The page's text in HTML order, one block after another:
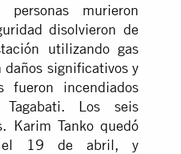
murieron
disolvieron de
utilizando gas
daños significativos y
fueron incendiados
Los seis
Karim Tanko quedó
el 19 de abril, y